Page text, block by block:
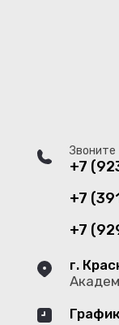
Звоните
+7
+7
+7
г.